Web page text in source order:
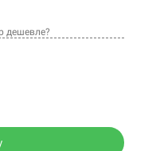
дешевле?